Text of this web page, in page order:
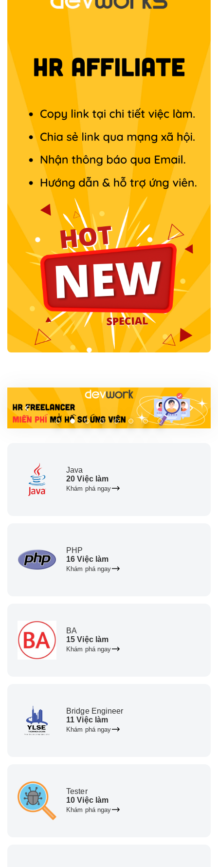
Java
20 Việc làm
Khám phá ngay
PHP
16 Việc làm
Khám phá ngay
BA
15 Việc làm
Khám phá ngay
Bridge Engineer
11 Việc làm
Khám phá ngay
Tester
10 Việc làm
Khám phá ngay